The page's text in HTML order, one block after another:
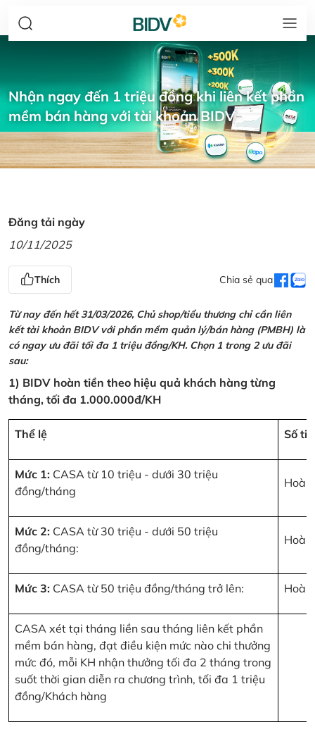
Nhận ngay đến 1 triệu đồng khi liên kết phần
mềm bán hàng với tài khoản BIDV
Đăng tải ngày
10/11/2025
Thích Chia sẻ qua
Từ nay đến hết 31/03/2026, Chủ shop/tiểu thương chỉ cần liên
kết tài khoản BIDV với phần mềm quản lý/bán hàng (PMBH) là
có ngay ưu đãi tối đa 1 triệu đồng/KH. Chọn 1 trong 2 ưu đãi
sau:
1) BIDV hoàn tiền theo hiệu quả khách hàng từng
tháng, tối đa 1.000.000đ/KH
Thể lệ Số
Mức 1: CASA từ 10 triệu - dưới 30 triệu
đồng/tháng
Mức 2: CASA từ 30 triệu - dưới 50 triệu
đồng/tháng:
Mức 3: CASA từ 50 triệu đồng/tháng trở lên:
CASA xét tại tháng liền sau tháng liên kết phần
mềm bán hàng, đạt điều kiện mức nào chi thưởng
mức đó, mỗi KH nhận thưởng tối đa 2 tháng trong
suốt thời gian diễn ra chương trình, tối đa 1 triệu
đồng/Khách hàng